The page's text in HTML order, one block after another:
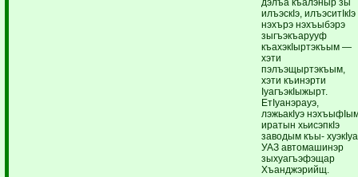
илъэскIэ, илъэситIкIэ
нэхърэ нэхъыбэрэ
зыгъэкъарууф
къахэкIыртэкъым —
хэти
пэлъэщыртэкъым,
хэти къинэрти
IуагъэкIыжырт.
ЕтIуанэрауэ,
лэжьакIуэ
иратын хьисэпкIэ
заводым къы- хуэкIуа
УАЗ автомашинэр
зыхуагъэфэщар
Хъанджэрийщ.